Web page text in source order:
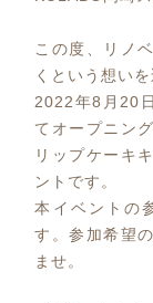
この度、リノ
くという想い
2022年8月20
てオープニン
リップケーキ
ントです。
本イベントの
す。参加希望
ませ。